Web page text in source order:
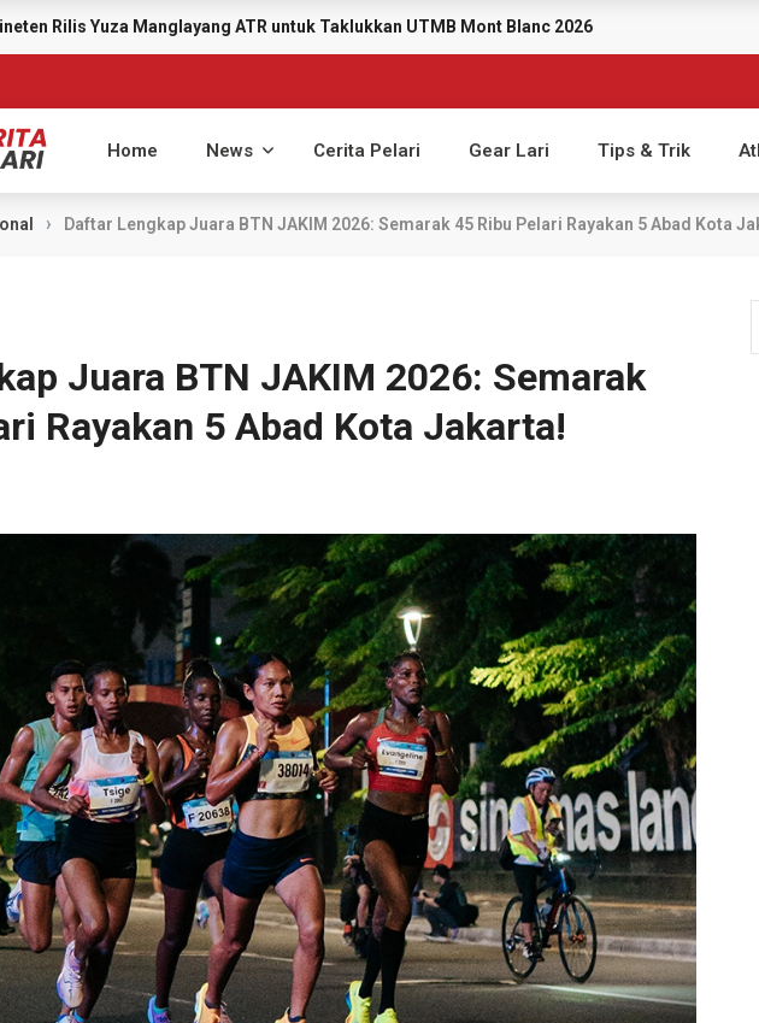
Rilis Yuza Manglayang ATR untuk Taklukkan UTMB Mont Blanc 2026
Home News Cerita Pelari Gear Lari Tips & Trik
› Daftar Lengkap Juara BTN JAKIM 2026: Semarak 45 Ribu Pelari Rayakan 5 Abad Kota
Juara BTN JAKIM 2026: Semarak
Rayakan 5 Abad Kota Jakarta!